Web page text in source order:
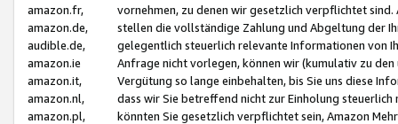
amazon.fr,
amazon.de,
audible.de,
amazon.ie
amazon.it,
amazon.nl,
amazon.pl,
vornehmen, zu denen wir gesetzlich verpflichtet
stellen die vollständige Zahlung und Abgeltung der
gelegentlich steuerlich relevante Informationen von
Anfrage nicht vorlegen, können wir (kumulativ zu
Vergütung so lange einbehalten, bis Sie uns diese
dass wir Sie betreffend nicht zur Einholung
könnten Sie gesetzlich verpflichtet sein, Amazon